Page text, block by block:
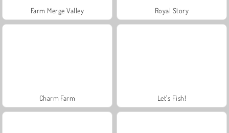
Farm Merge Valley Royal Story
Charm Farm Let's Fish!